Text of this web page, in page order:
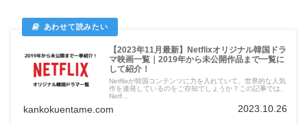
【2023年11月最新】Netflixオリジナル韓国ドラ
マ映画一覧｜2019年から未公開作品まで一覧に
して紹介！
Netflixが韓国コンテンツに力を入れていて、世界的な人気
作を連発しているのをご存知でしょうか？この記事では、
Netf...
kankokuentame.com 2023.10.26